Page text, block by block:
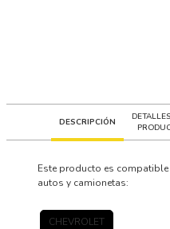
DESCRIPCIÓN
Este producto es
autos y camionetas:
CHEVROLET